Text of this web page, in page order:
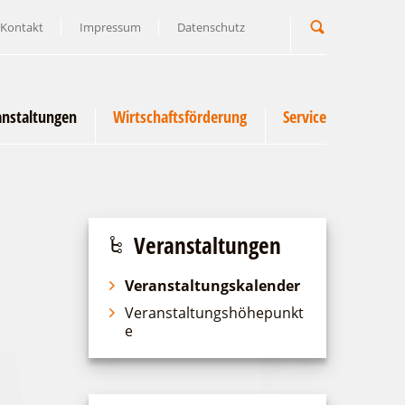
Kontakt Impressum Datenschutz
Wirtschaftsförderung Service
Veranstaltungen
Veranstaltungskalender
Veranstaltungshöhepunkt
e